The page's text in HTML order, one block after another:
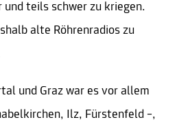
teils schwer zu kriegen.
alte Röhrenradios zu
und Graz war es vor allem
Ilz, Fürstenfeld –,